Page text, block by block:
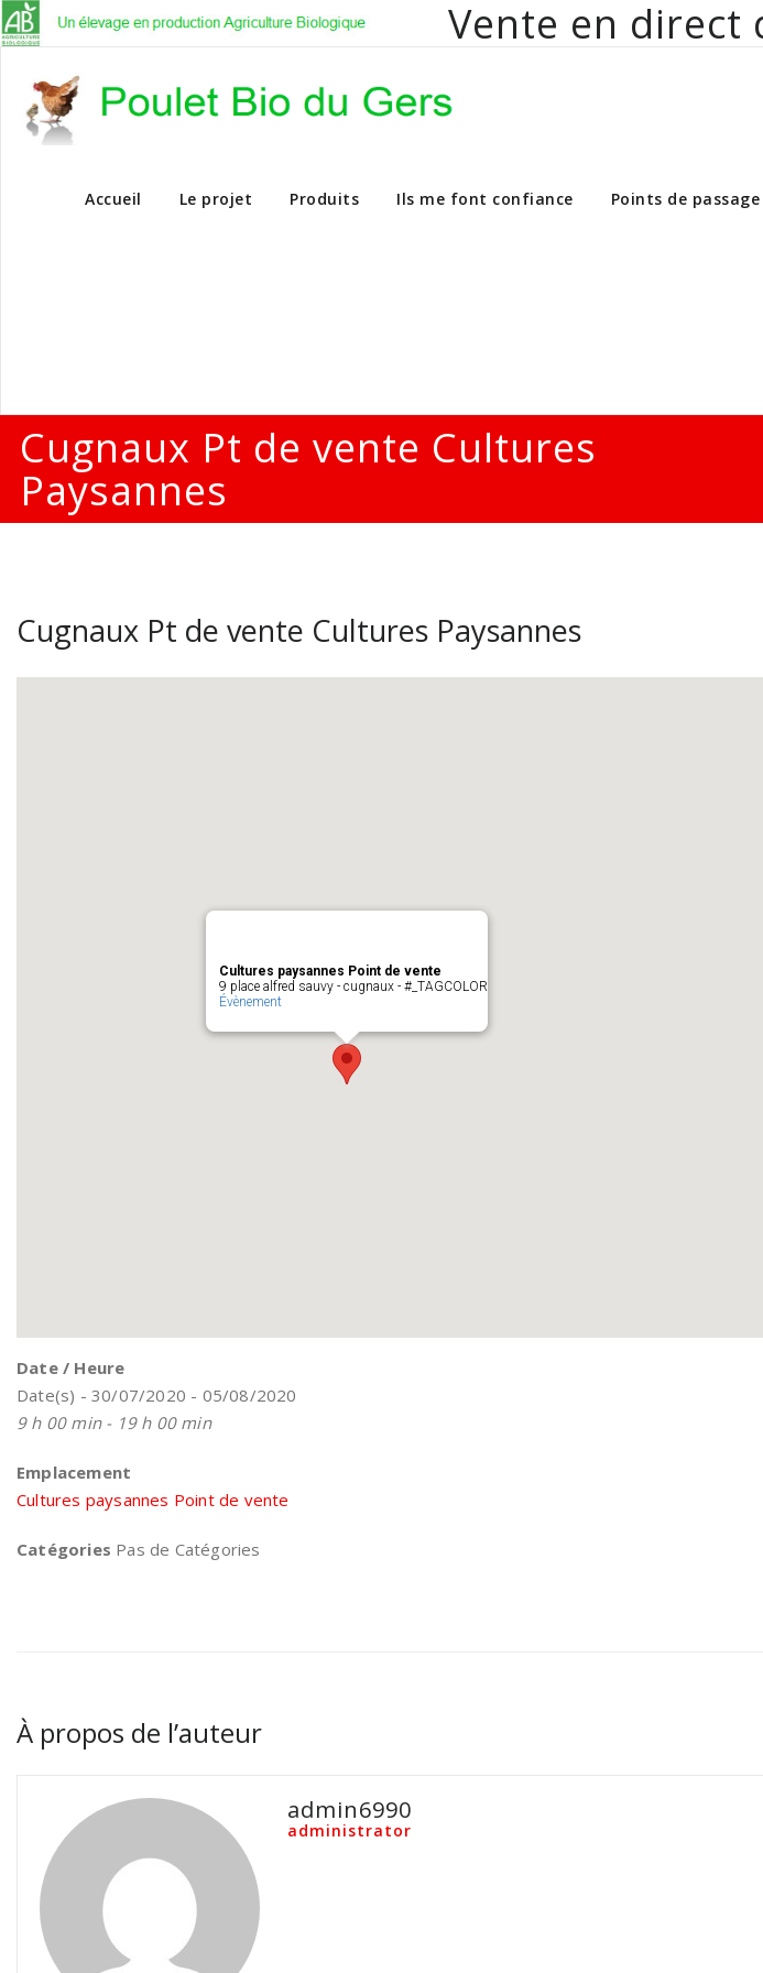
Vente en direct
Vente en direct de poulets bio
Accueil Le projet Produits Ils me font confiance Points de passage
Cugnaux Pt de vente Cultures
Paysannes
Cugnaux Pt de vente Cultures Paysannes
Cultures paysannes Point de vente
9 place alfred sauvy - cugnaux - #_TAGCOLOR
Évènement
Date / Heure
Date(s) - 30/07/2020 - 05/08/2020
9 h 00 min - 19 h 00 min
Emplacement
Cultures paysannes Point de vente
Catégories Pas de Catégories
À propos de l’auteur
admin6990
administrator